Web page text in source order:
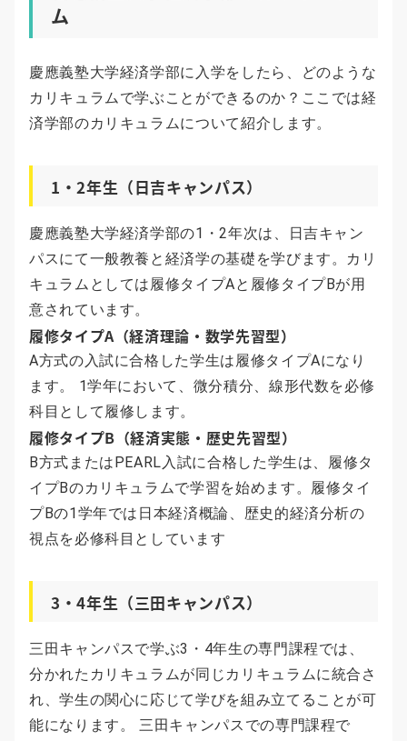
ム
慶應義塾大学経済学部に入学をしたら、どのような
カリキュラムで学ぶことができるのか？ここでは経
済学部のカリキュラムについて紹介します。
1・2年生（日吉キャンパス）
慶應義塾大学経済学部の1・2年次は、日吉キャン
パスにて一般教養と経済学の基礎を学びます。カリ
キュラムとしては履修タイプAと履修タイプBが用
意されています。
履修タイプA（経済理論・数学先習型）
A方式の入試に合格した学生は履修タイプAになり
ます。 1学年において、微分積分、線形代数を必修
科目として履修します。
履修タイプB（経済実態・歴史先習型）
B方式またはPEARL入試に合格した学生は、履修タ
イプBのカリキュラムで学習を始めます。履修タイ
プBの1学年では日本経済概論、歴史的経済分析の
視点を必修科目としています
3・4年生（三田キャンパス）
三田キャンパスで学ぶ3・4年生の専門課程では、
分かれたカリキュラムが同じカリキュラムに統合さ
れ、学生の関心に応じて学びを組み立てることが可
能になります。 三田キャンパスでの専門課程で